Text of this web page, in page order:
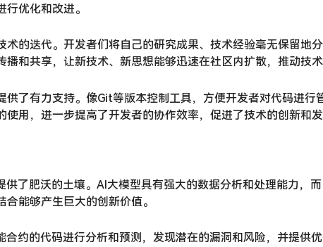
优化和改进。
术的迭代。开发者们将自己的研究成果、技术经验毫无保留地
和共享，让新技术、新思想能够迅速在社区内扩散，推动技术
了有力支持。像Git等版本控制工具，方便开发者对代码进行
用，进一步提高了开发者的协作效率，促进了技术的创新和发
了肥沃的土壤。AI大模型具有强大的数据分析和处理能力，
能够产生巨大的创新价值。
约的代码进行分析和预测，发现潜在的漏洞和风险，并提供